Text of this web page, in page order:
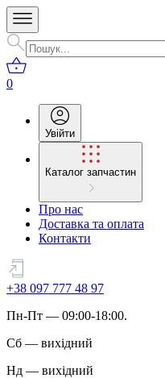
0
Увійти
Каталог запчастин
Про нас
Доставка та оплата
Контакти
+38 097 777 48 97
Пн-Пт — 09:00-18:00.
Сб — вихідний
Нд — вихідний